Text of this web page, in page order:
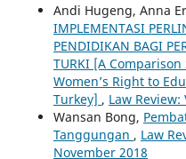
Andi Hugeng, Anna
IMPLEMENTASI
PENDIDIKAN BAGI
TURKI [A
Women’s Right to
Turkey] , Law
Wansan Bong,
Tanggungan , Law
November 2018